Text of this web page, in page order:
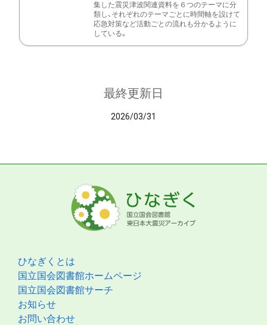
集した震災津波関連資料を６つのテーマに分
類し、それぞれのテーマごとに時間軸を設けて
応急対策など活動ごとの流れも分かるように
している。
最終更新日
2026/03/31
ひなぎくとは
国立国会図書館ホームページ
国立国会図書館サーチ
お知らせ
お問い合わせ